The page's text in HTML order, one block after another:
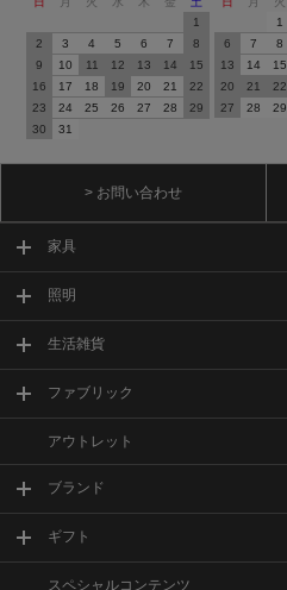
1
2
3 4 5 6 7
8
9
10 11 12 13 14
15
16
17 18 19 20 21
22
23
24 25 26 27 28
29
30
31
1
6
7 8
13
14 15
20
21 22
27
28 29
> お問い合わせ
家具
照明
生活雑貨
ファブリック
アウトレット
ブランド
ギフト
スペシャルコンテンツ